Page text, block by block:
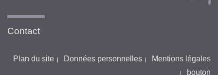
Contact
Plan du site Données personnelles
Mentions légales
bouton